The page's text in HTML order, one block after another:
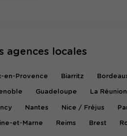
agences locales
en-Provence Biarritz
Guadeloupe La Réunion
Nantes Nice / Fréjus
et-Marne Reims Brest